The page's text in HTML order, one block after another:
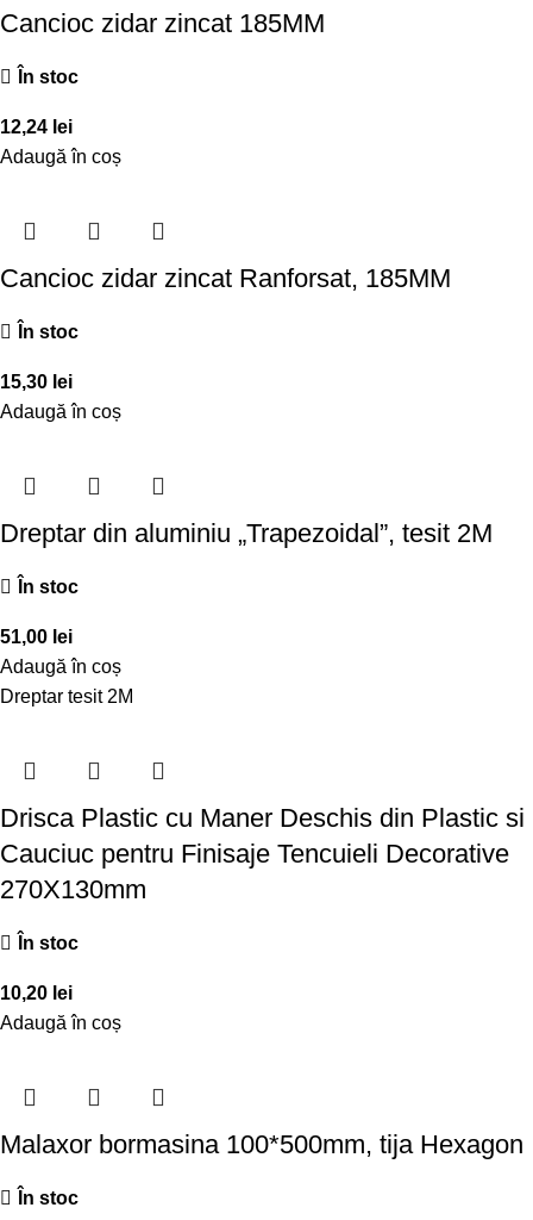
Cancioc zidar zincat 185MM
În stoc
12,24 lei
Adaugă în coș
Cancioc zidar zincat Ranforsat, 185MM
În stoc
15,30 lei
Adaugă în coș
Dreptar din aluminiu „Trapezoidal”, tesit 2M
În stoc
51,00 lei
Adaugă în coș
Dreptar tesit 2M
Drisca Plastic cu Maner Deschis din Plastic si
Cauciuc pentru Finisaje Tencuieli Decorative
270X130mm
În stoc
10,20 lei
Adaugă în coș
Malaxor bormasina 100*500mm, tija Hexagon
În stoc